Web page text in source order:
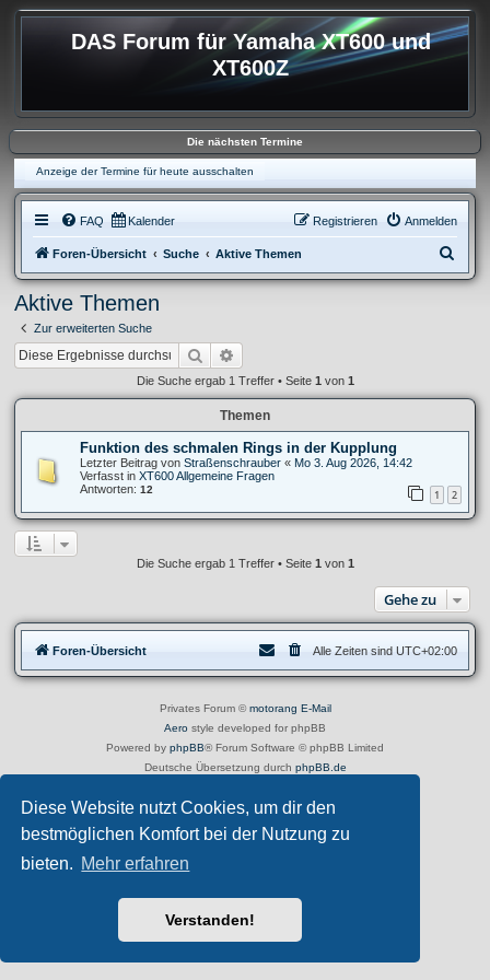
Diese Website nutzt Cookies, um dir den
bestmöglichen Komfort bei der Nutzung zu
bieten. Mehr erfahren
Verstanden!
DAS Forum für Yamaha XT600 und
XT600Z
Die nächsten Termine
Anzeige der Termine für heute ausschalten
FAQ Kalender Anmelden
Registrieren
Foren-Übersicht Suche Aktive Themen
u
Aktive Themen
Zur erweiterten Suche
Suche
Die Suche ergab 1 Treffer • Seite 1 von 1
Themen
Funktion des schmalen Rings in der Kupplung
Letzter Beitrag von Straßenschrauber « Mo 3. Aug 2026, 14:42
Verfasst in XT600 Allgemeine Fragen
Antworten: 12 1 2
Die Suche ergab 1 Treffer • Seite 1 von 1
Gehe zu
Foren-Übersicht Alle Zeiten sind UTC+02:00
Privates Forum ©motorang E-Mail
Aero style developed for phpBB
Powered by phpBB® Forum Software © phpBB Limited
Deutsche Übersetzung durch phpBB.de